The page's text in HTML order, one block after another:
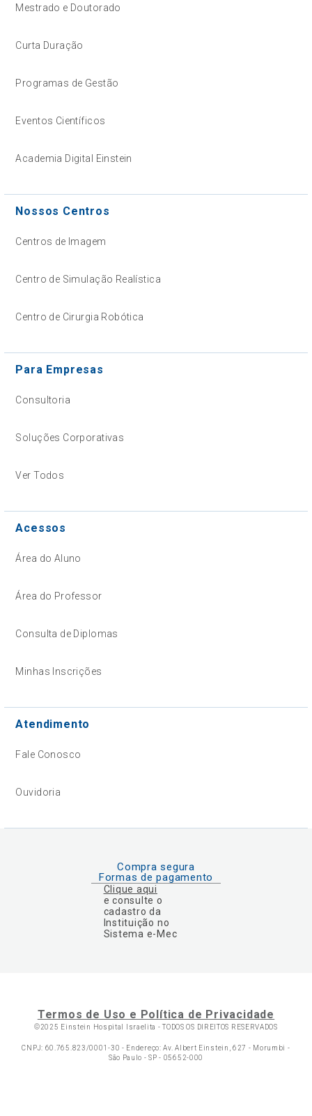
Mestrado e Doutorado
Curta Duração
Programas de Gestão
Eventos Científicos
Academia Digital Einstein
Nossos Centros
Centros de Imagem
Centro de Simulação Realística
Centro de Cirurgia Robótica
Para Empresas
Consultoria
Soluções Corporativas
Ver Todos
Acessos
Área do Aluno
Área do Professor
Consulta de Diplomas
Minhas Inscrições
Atendimento
Fale Conosco
Ouvidoria
Compra segura
Formas de pagamento
Clique aqui
e consulte o
cadastro da
Instituição no
Sistema e-Mec
Termos de Uso e Política de Privacidade
©2025 Einstein Hospital Israelita -TODOS OS DIREITOS RESERVADOS
CNPJ: 60.765.823/0001-30 - Endereço: Av. Albert Einstein, 627 - Morumbi -
São Paulo - SP - 05652-000